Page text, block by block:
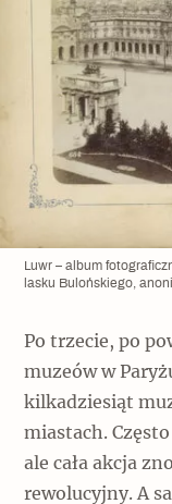
Luwr – album
lasku Bulońskiego,
Po trzecie, po
muzeów w
kilkadziesiąt
miastach.
ale cała akcja
rewolucyjny. A